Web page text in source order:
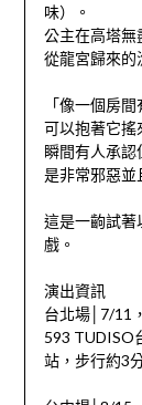
味）。
公主在高塔無
從龍宮歸來的
「像一個房
可以抱著它搖
瞬間有人承
是非常邪惡並
這是一齣試著
戲。
演出資訊
台北場│7/11
593 TUDISO
站，步行約3